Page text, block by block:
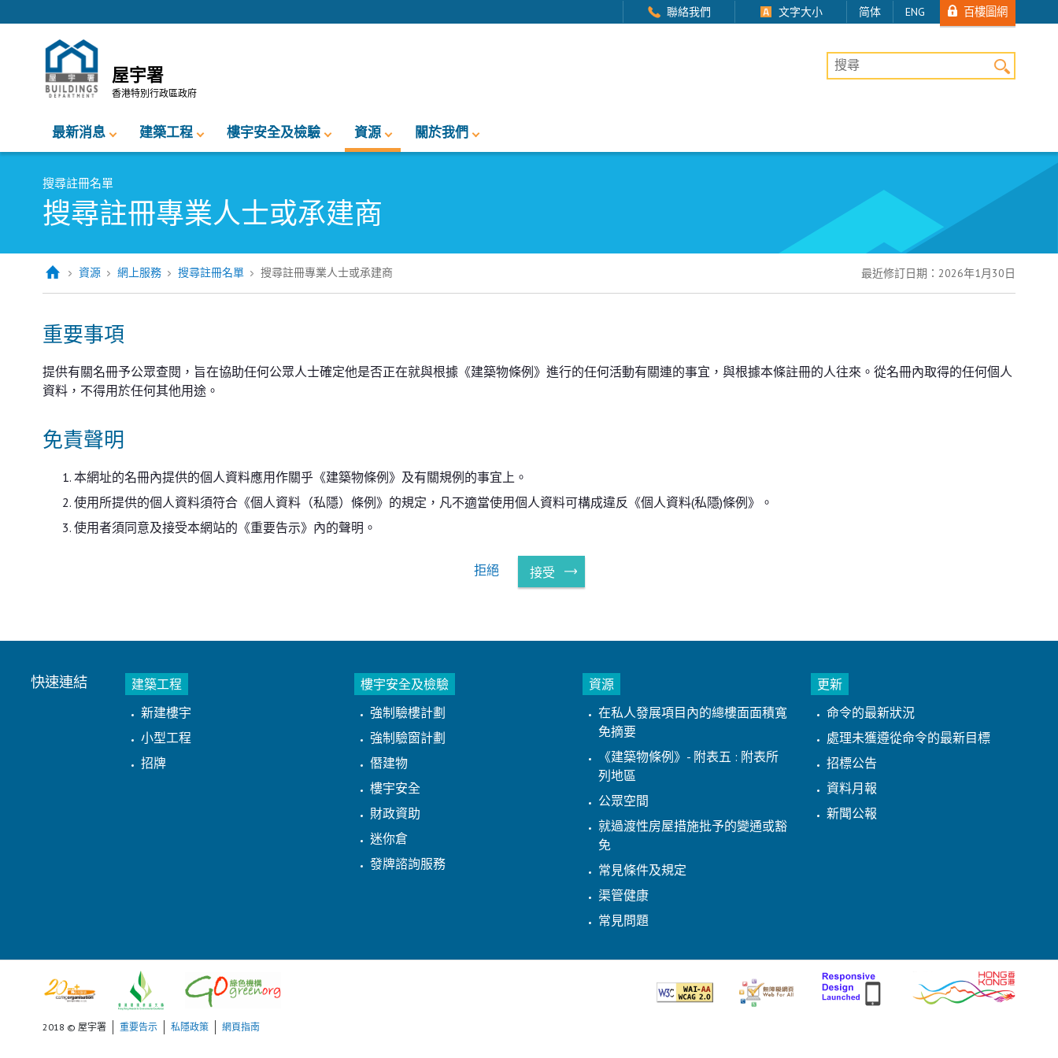
聯絡我們 文字大小 简体 ENG 百樓圖網
屋宇署
香港特別行政區政府
桌上版網站搜尋
最新消息 建築工程 樓宇安全及檢驗 資源 關於我們
搜尋註冊名單
搜尋註冊專業人士或承建商
資源 網上服務 搜尋註冊名單 搜尋註冊專業人士或承建商 最近修訂日期：2026年1月30日
重要事項
提供有關名冊予公眾查閱，旨在協助任何公眾人士確定他是否正在就與根據《建築物條例》進行的任何活動有關連的事宜，與根據本條註冊的人往來。從名冊內取得的任何個人
資料，不得用於任何其他用途。
免責聲明
本網址的名冊內提供的個人資料應用作關乎《建築物條例》及有關規例的事宜上。
使用所提供的個人資料須符合《個人資料（私隱）條例》的規定，凡不適當使用個人資料可構成違反《個人資料(私隱)條例》。
使用者須同意及接受本網站的《重要告示》內的聲明。
拒絕 接受
快速連結
建築工程
新建樓宇
小型工程
招牌
樓宇安全及檢驗
強制驗樓計劃
強制驗窗計劃
僭建物
樓宇安全
財政資助
迷你倉
發牌諮詢服務
資源
在私人發展項目內的總樓面面積寬
免摘要
《建築物條例》- 附表五 : 附表所
列地區
公眾空間
就過渡性房屋措施批予的變通或豁
免
常見條件及規定
渠管健康
常見問題
更新
命令的最新狀況
處理未獲遵從命令的最新目標
招標公告
資料月報
新聞公報
2018 © 屋宇署 重要告示 私隱政策 網頁指南